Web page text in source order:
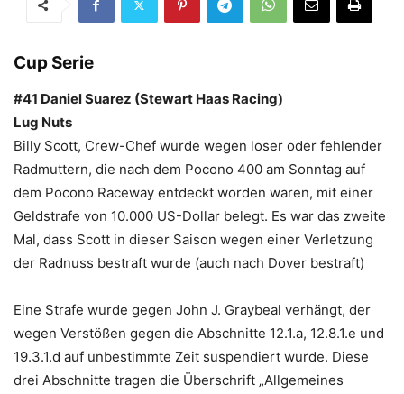
Cup Serie
#41 Daniel Suarez (Stewart Haas Racing)
Lug Nuts
Billy Scott, Crew-Chef wurde wegen loser oder fehlender
Radmuttern, die nach dem Pocono 400 am Sonntag auf
dem Pocono Raceway entdeckt worden waren, mit einer
Geldstrafe von 10.000 US-Dollar belegt. Es war das zweite
Mal, dass Scott in dieser Saison wegen einer Verletzung
der Radnuss bestraft wurde (auch nach Dover bestraft)
Eine Strafe wurde gegen John J. Graybeal verhängt, der
wegen Verstößen gegen die Abschnitte 12.1.a, 12.8.1.e und
19.3.1.d auf unbestimmte Zeit suspendiert wurde. Diese
drei Abschnitte tragen die Überschrift „Allgemeines